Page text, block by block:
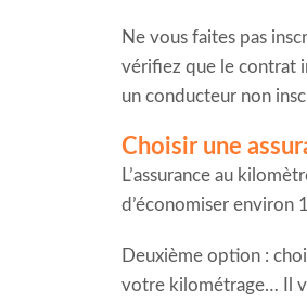
Ne vous faites pas
vérifiez que le contrat
un conducteur non
Choisir une
L’assurance au
d’économiser environ
Deuxième option :
votre kilométrage… Il